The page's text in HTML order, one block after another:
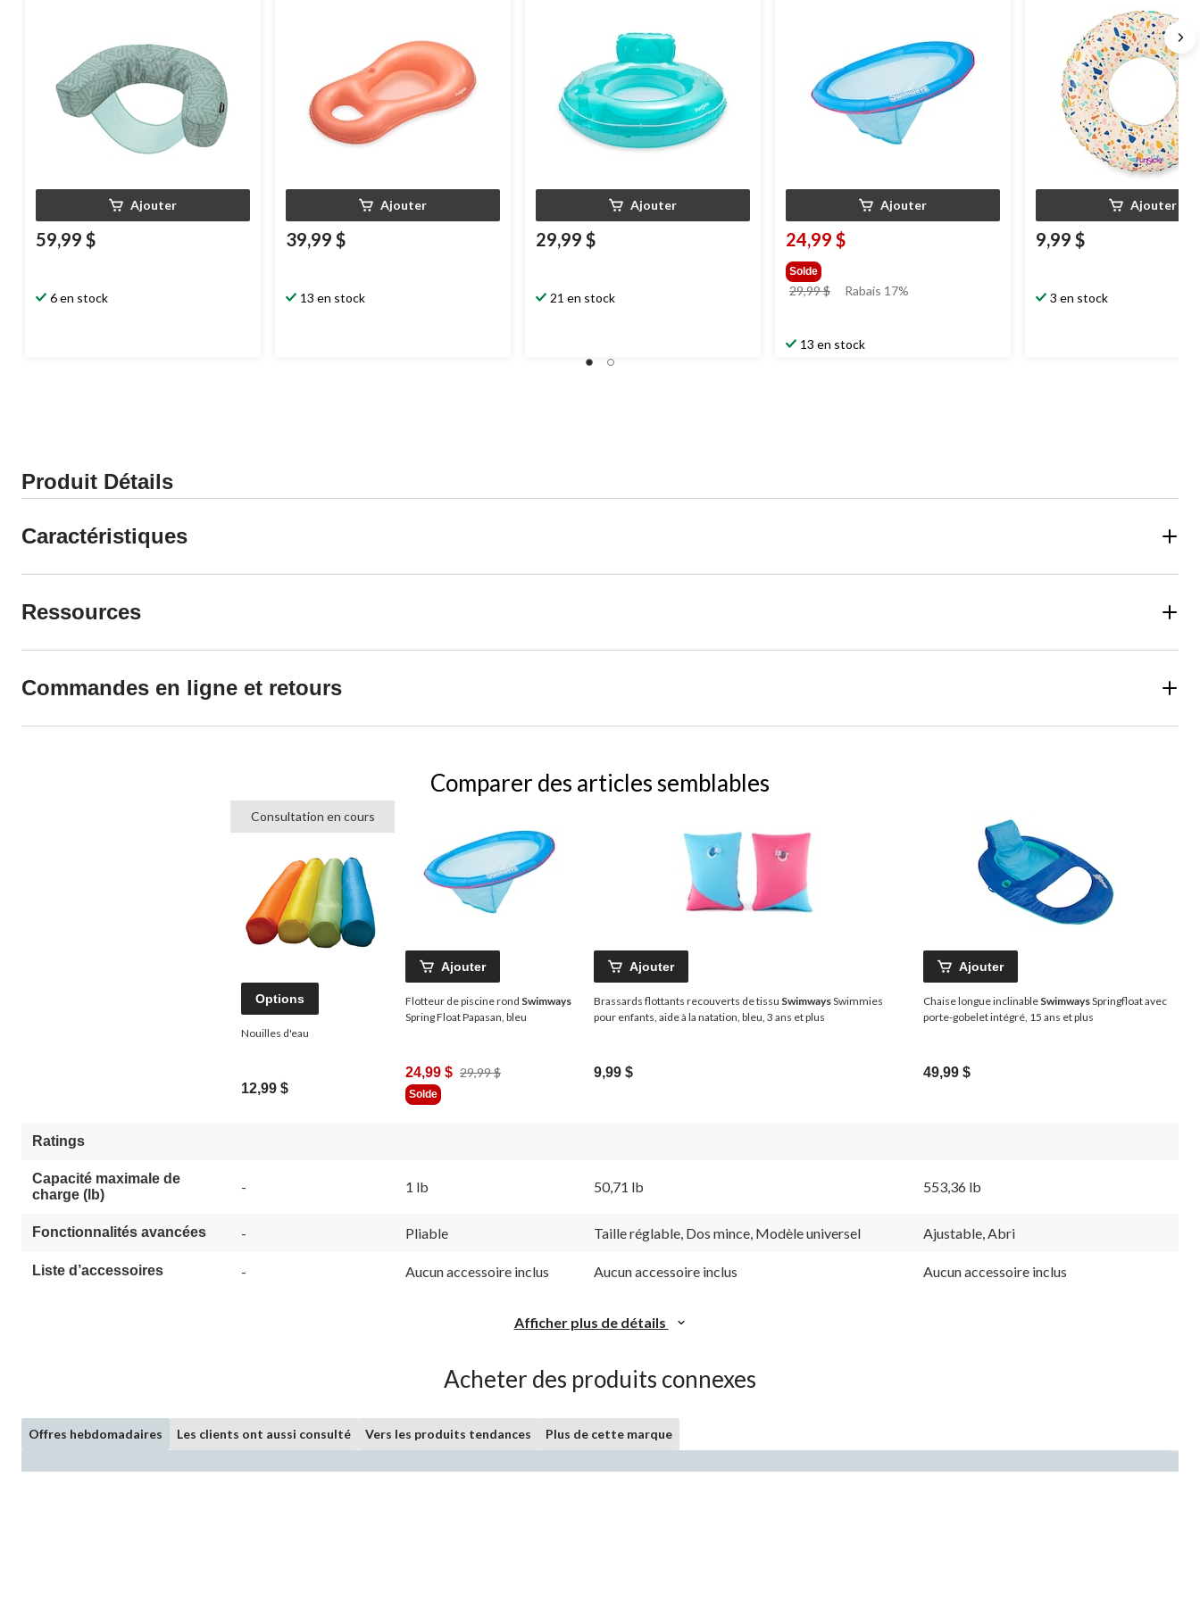
Ajouter
59,99 $
6 en stock
Ajouter
39,99 $
13 en stock
Ajouter
29,99 $
21 en stock
Ajouter
24,99 $
Solde
29,99 $
prixRabais 17%
13 en stock
Ajouter
9,99 $
3 en stock
Produit Détails
Caractéristiques
Ressources
Commandes en ligne et retours
Comparer des articles semblables
Consultation en cours
Options
Nouilles d'eau
12,99 $
Ajouter
Flotteur de piscine rond Swimways
Spring Float Papasan, bleu
24,99 $ 29,99 $Prix
Solde
Ajouter
Brassards flottants recouverts de tissu SwimwaysSwimmies
pour enfants, aide à la natation, bleu, 3 ans et plus
9,99 $
Ajouter
Chaise longue inclinable SwimwaysSpringfloat avec
porte-gobelet intégré, 15 ans et plus
49,99 $
Ratings
Capacité maximale de
charge (lb)
- 1 lb 50,71 lb 553,36 lb
Fonctionnalités avancées - Pliable Taille réglable, Dos mince, Modèle universel Ajustable, Abri
Liste d’accessoires - Aucun accessoire inclus Aucun accessoire inclus Aucun accessoire inclus
Afficher plus de détails
Acheter des produits connexes
Offres hebdomadaires Les clients ont aussi consulté Vers les produits tendances Plus de cette marque